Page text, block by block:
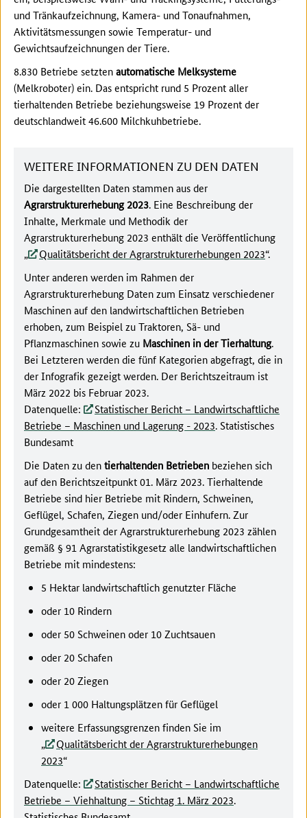
und Tränkaufzeichnung, Kamera- und Tonaufnahmen,
Aktivitätsmessungen sowie Temperatur- und
Gewichtsaufzeichnungen der Tiere.
8.830 Betriebe setztenautomatische Melksysteme
(Melkroboter) ein. Das entspricht rund 5 Prozent aller
tierhaltenden Betriebe beziehungsweise 19 Prozent der
deutschlandweit 46.600 Milchkuhbetriebe.
WEITERE INFORMATIONEN ZU DEN DATEN
Die dargestellten Daten stammen aus der
Agrarstrukturerhebung 2023. Eine Beschreibung der
Inhalte, Merkmale und Methodik der
Agrarstrukturerhebung 2023 enthält die Veröffentlichung
„
Qualitätsbericht der Agrarstrukturerhebungen 2023“.
Unter anderen werden im Rahmen der
Agrarstrukturerhebung Daten zum Einsatz verschiedener
Maschinen auf den landwirtschaftlichen Betrieben
erhoben, zum Beispiel zu Traktoren, Sä- und
Pflanzmaschinen sowie zu Maschinen in der Tierhaltung.
Bei Letzteren werden die fünf Kategorien abgefragt, die in
der Infografik gezeigt werden. Der Berichtszeitraum ist
März 2022 bis Februar 2023.
Datenquelle:
Statistischer Bericht – Landwirtschaftliche
Betriebe – Maschinen und Lagerung - 2023. Statistisches
Bundesamt
Die Daten zu dentierhaltenden Betrieben beziehen sich
auf den Berichtszeitpunkt 01. März 2023. Tierhaltende
Betriebe sind hier Betriebe mit Rindern, Schweinen,
Geflügel, Schafen, Ziegen und/oder Einhufern. Zur
Grundgesamtheit der Agrarstrukturerhebung 2023 zählen
gemäß § 91 Agrarstatistikgesetz alle landwirtschaftlichen
Betriebe mit mindestens:
5 Hektar landwirtschaftlich genutzter Fläche
oder 10 Rindern
oder 50 Schweinen oder 10 Zuchtsauen
oder 20 Schafen
oder 20 Ziegen
oder 1 000 Haltungsplätzen für Geflügel
weitere Erfassungsgrenzen finden Sie im
„
Qualitätsbericht der Agrarstrukturerhebungen
2023“
Datenquelle:
Statistischer Bericht – Landwirtschaftliche
Betriebe – Viehhaltung – Stichtag 1. März 2023.